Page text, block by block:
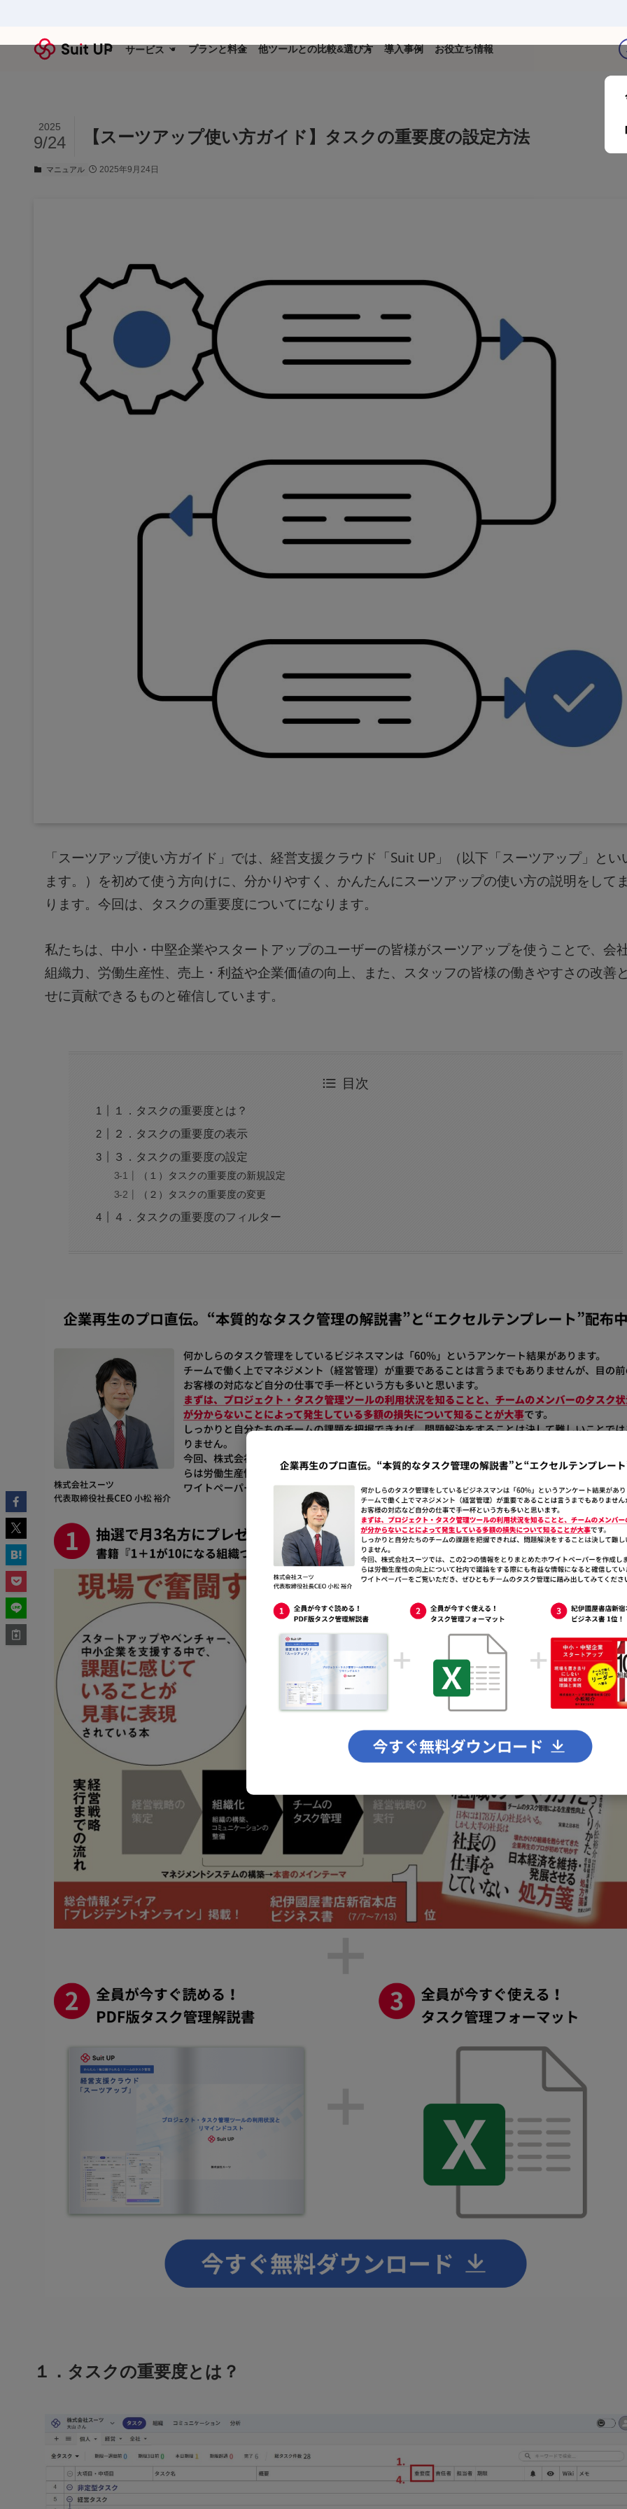
サービス プランと料金 他ツールとの比較&選び方 導入事例 お役立ち情報
【スーツアップ使い方ガイド】タスクの重要度の設定方法
2025
9/24
マニュアル 2025年9月24日
「スーツアップ使い方ガイド」では、経営支援クラウド「Suit UP」（以下「スーツアップ」とい
ます。）を初めて使う方向けに、分かりやすく、かんたんにスーツアップの使い方の説明をして
ります。今回は、タスクの重要度についてになります。
私たちは、中小・中堅企業やスタートアップのユーザーの皆様がスーツアップを使うことで、会
組織力、労働生産性、売上・利益や企業価値の向上、また、スタッフの皆様の働きやすさの改善
せに貢献できるものと確信しています。
目次
１．タスクの重要度とは？
２．タスクの重要度の表示
３．タスクの重要度の設定
（１）タスクの重要度の新規設定
（２）タスクの重要度の変更
４．タスクの重要度のフィルター
１．タスクの重要度とは？